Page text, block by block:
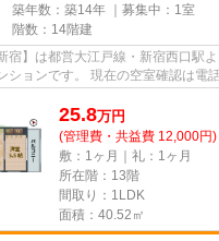
築年数：築14年 ｜募集中： 1室
階数：14階建
宿】は都営大江戸線・新宿西口駅
認は電話またはメールにてお問い
25.8万円
(管理費・共益費 12,000円)
敷：1ヶ月｜礼：1ヶ月
所在階：13階
間取り：1LDK
面積：40.52㎡